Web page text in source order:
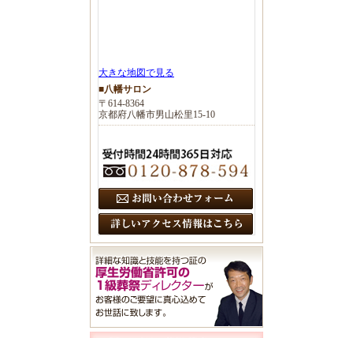
大きな地図で見る
■八幡サロン
〒614-8364
京都府八幡市男山松里15-10